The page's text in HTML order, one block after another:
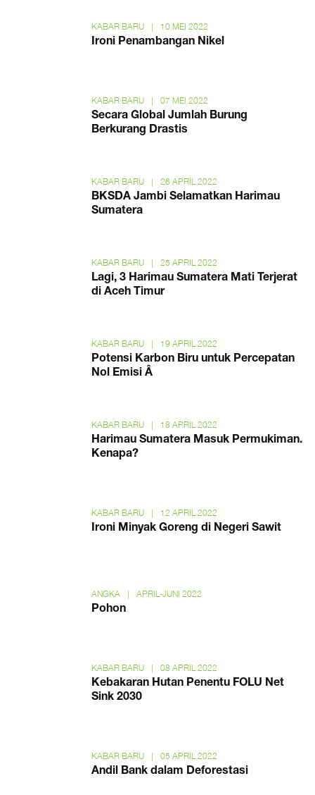
KABAR BARU | 10 MEI 2022
Ironi Penambangan Nikel
KABAR BARU | 07 MEI 2022
Secara Global Jumlah Burung
Berkurang Drastis
KABAR BARU | 26 APRIL 2022
BKSDA Jambi Selamatkan Harimau
Sumatera
KABAR BARU | 25 APRIL 2022
Lagi, 3 Harimau Sumatera Mati Terjerat
di Aceh Timur
KABAR BARU | 19 APRIL 2022
Potensi Karbon Biru untuk Percepatan
Nol Emisi Â
KABAR BARU | 18 APRIL 2022
Harimau Sumatera Masuk Permukiman.
Kenapa?
KABAR BARU | 12 APRIL 2022
Ironi Minyak Goreng di Negeri Sawit
ANGKA | APRIL-JUNI 2022
Pohon
KABAR BARU | 08 APRIL 2022
Kebakaran Hutan Penentu FOLU Net
Sink 2030
KABAR BARU | 05 APRIL 2022
Andil Bank dalam Deforestasi